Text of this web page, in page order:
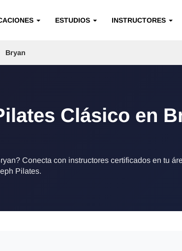
ESTUDIOS INSTRUCTORES
Bryan
Clásico en
Conecta con instructores certificados en tu
Pilates.